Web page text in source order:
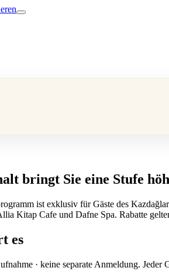
bringt Sie eine Stufe
ist exklusiv für Gäste des
Kitap Cafe und Dafne Spa. Rabatte
es
· keine separate Anmeldung.